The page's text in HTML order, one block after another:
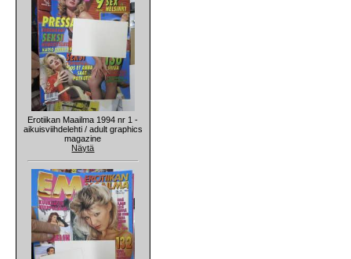
Erotiikan Maailma 1994 nr 1 -
aikuisviihdelehti / adult graphics
magazine
Näytä